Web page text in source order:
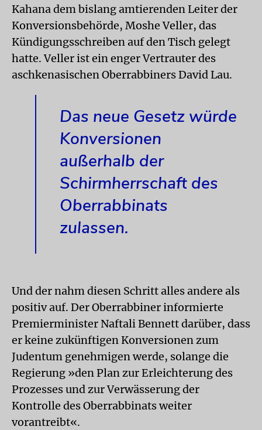
Kahana dem bislang amtierenden Leiter der
Konversionsbehörde, Moshe Veller, das
Kündigungsschreiben auf den Tisch gelegt
hatte. Veller ist ein enger Vertrauter des
aschkenasischen Oberrabbiners David Lau.
Das neue Gesetz würde
Konversionen
außerhalb der
Schirmherrschaft des
Oberrabbinats
zulassen.
Und der nahm diesen Schritt alles andere als
positiv auf. Der Oberrabbiner informierte
Premierminister Naftali Bennett darüber, dass
er keine zukünftigen Konversionen zum
Judentum genehmigen werde, solange die
Regierung »den Plan zur Erleichterung des
Prozesses und zur Verwässerung der
Kontrolle des Oberrabbinats weiter
vorantreibt«.